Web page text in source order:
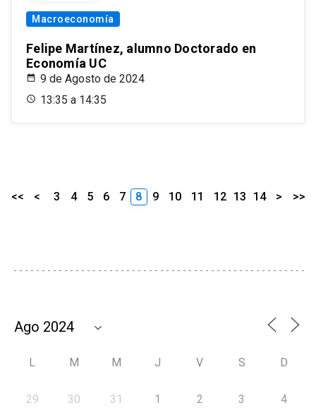
Macroeconomía
Felipe Martínez, alumno Doctorado en
Economía UC
9 de Agosto de 2024
13:35 a 14:35
<< < 3 4 5 6 7 8 9 10 11 12 13 14 > >>
L M M J V S D
29 30 31 1 2 3 4